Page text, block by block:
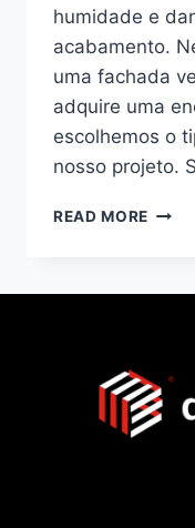
humidade e
acabamento.
uma fachada
adquire uma
escolhemos o
nosso projeto.
READ MORE